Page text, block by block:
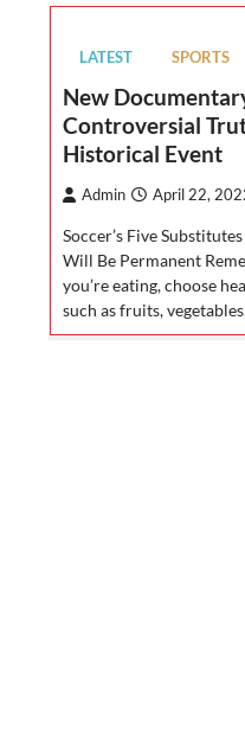
LATEST SPORTS
New
Controversial
Historical Event
Admin April 22,
Soccer’s Five
Will Be Permanent
you’re eating, choose
such as fruits,